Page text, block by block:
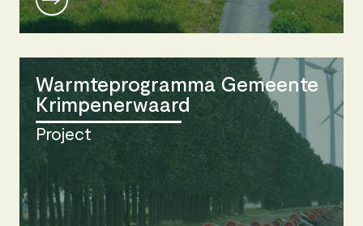
Warmteprogramma Gemeente
Krimpenerwaard
Project